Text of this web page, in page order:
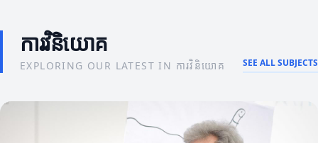
ការវិនិយោគ
EXPLORING OUR LATEST IN ការវិនិយោគ SEE ALL SUBJECTS